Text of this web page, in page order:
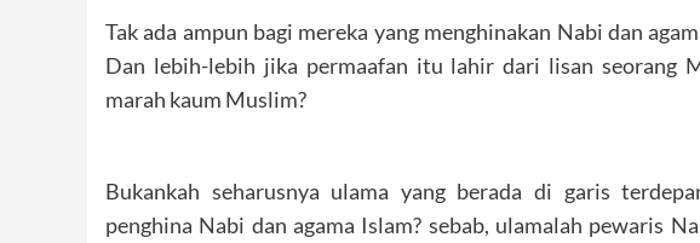
Tak ada ampun bagi mereka yang menghinakan Nabi dan
Dan lebih-lebih jika permaafan itu lahir dari lisan seorang
marah kaum Muslim?
Bukankah seharusnya ulama yang berada di garis
penghina Nabi dan agama Islam? sebab, ulamalah pewaris